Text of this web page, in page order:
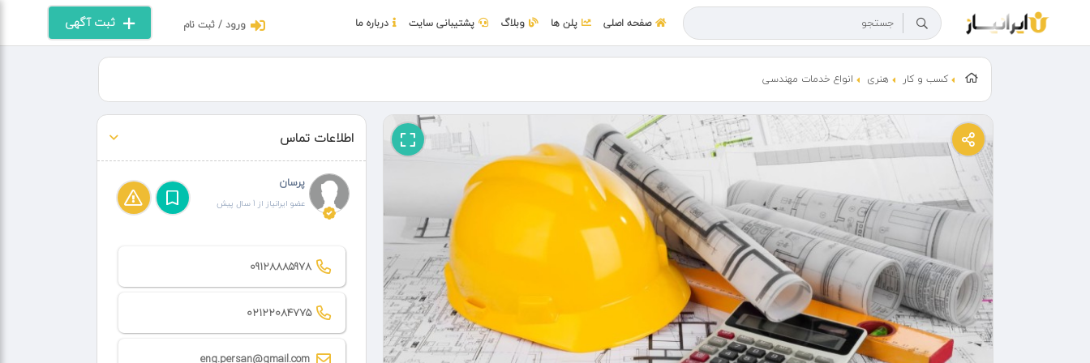
ثبت آگهی ورود / ثبت نام صفحه اصلی پلن ها وبلاگ پشتیبانی سایت درباره ما
کسب و کار هنری انواع خدمات مهندسی
اطلاعات تماس
پرسان
عضو ایرانیاز از 1 سال پیش
09128885978
02122084775
eng.persan@gmail.com